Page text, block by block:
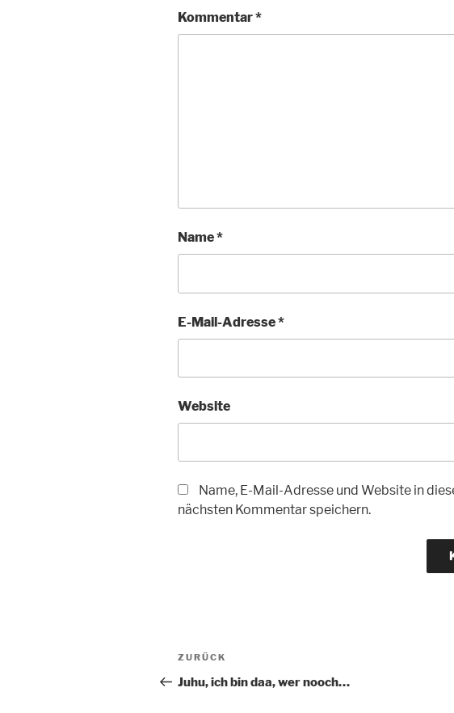
Kommentar*
Name*
E-Mail-Adresse*
Website
Name, E-Mail-Adresse und Website in
nächsten Kommentar speichern.
Beitragsnavigation
Vorheriger
Beitrag
ZURÜCK
Juhu, ich bin daa, wer nooch…